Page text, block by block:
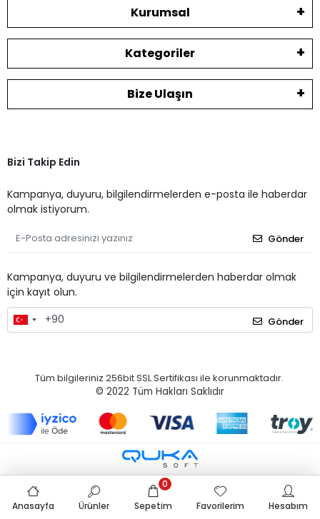
Kurumsal
Kategoriler
Bize Ulaşın
Bizi Takip Edin
Kampanya, duyuru, bilgilendirmelerden e-posta ile haberdar
olmak istiyorum.
Gönder
Kampanya, duyuru ve bilgilendirmelerden haberdar olmak
için kayıt olun.
Gönder
Tüm bilgileriniz 256bit SSL Sertifikası ile korunmaktadır.
© 2022 Tüm Hakları Saklıdır
Anasayfa Ürünler Sepetim
0
Favorilerim
Hesabım